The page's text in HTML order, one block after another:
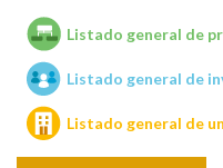
Unidades de
Listado general de
Listado general de
Listado general de